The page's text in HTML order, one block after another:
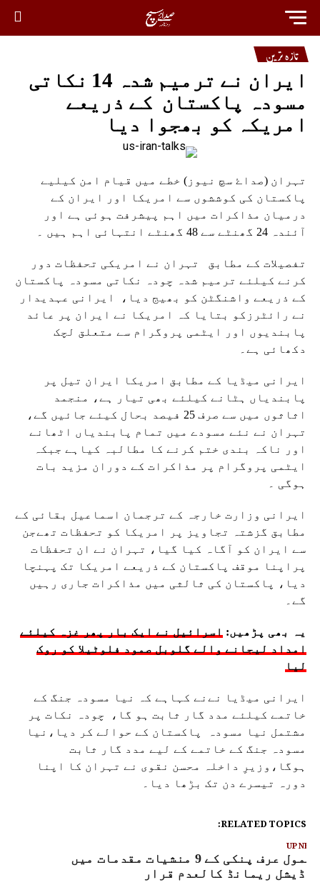
تازہ ترین
ایران نے ترمیم شدہ 14 نکاتی
مسودہ پاکستان کے ذریعے
امریکہ کو بھجوا دیا
تہران (صداۓ سچ نیوز) خطے میں قیام امن کیلیے
پاکستان کی کوششوں سے امریکا اور ایران کے
درمیان مذاکرات میں اہم پیشرفت ہوئی ہے اور
آئندہ 24 گھنٹے سے 48 گھنٹے انتہائی اہم ہیں ۔
تفصیلات کے مطابق تہران نے امریکی تحفظات دور
کرنے کیلئے ترمیم شدہ چودہ نکاتی مسودہ پاکستان
کے ذریعے واشنگٹن کو بھیج دیا، ایرانی عہدیدار
نے رائٹرزکو بتایا کہ امریکا نے ایران پر عائد
پابندیوں اور ایٹمی پروگرام سے متعلق لچک
دکھائی ہے۔
ایرانی میڈیا کے مطابق امریکا ایران تیل پر
پابندیاں ہٹانے کیلئے بھی تیار ہے، منجمد
اثاثوں میں سے صرف 25 فیصد بحال کیئے جائیں گے،
تہران نے نئے مسودے میں تمام پابندیاں اٹھانے
اور ناکہ بندی ختم کرنے کا مطالبہ کیاہے جبکہ
ایٹمی پروگرام پر مذاکرات کے دوران مزید بات
ہوگی ۔
ایرانی وزارت خارجہ کے ترجمان اسماعیل بقائی کے
مطابق گزشتہ تجاویز پر امریکا کو تحفظات تھےجن
سے ایران کو آگاہ کیا گیا، تہران نے ان تحفظات
پراپنا موقف پاکستان کے ذریعے امریکا تک پہنچا
دیا، پاکستان کی ثالثی میں مذاکرات جاری رہیں
گے۔
یہ بھی پڑھیں: اسرائیل نے ایک بار پھر غزہ کیلئے
امداد لیجانے والے گلوبل صمود فلوٹیلا کو روک
لیا
ایرانی میڈیا نےنے کہاہے کہ نیا مسودہ جنگ کے
خاتمے کیلئے مدد گار ثابت ہو گا، چودہ نکات پر
مشتمل نیا مسودہ پاکستان کے حوالے کر دیا،نیا
مسودہ جنگ کے خاتمے کے لیے مدد گار ثابت
ہوگا،وزیرِ داخلہ محسن نقوی نے تہران کا اپنا
دورہ تیسرے دن تک بڑھا دیا۔
RELATED TOPICS:
UP
انمول عرف پنکی کے 9 منشیات مقدمات میں
ریمانڈ کالعدم قرار